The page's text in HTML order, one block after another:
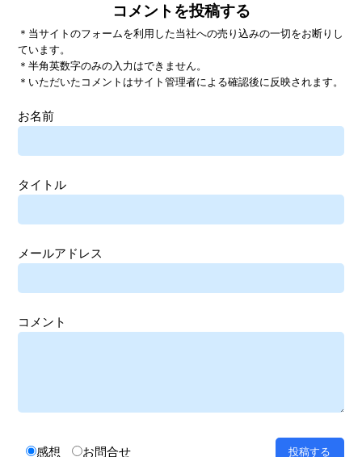
コメントを投稿する
＊当サイトのフォームを利用した当社への売り込みの一切をお断りし
ています。
＊半角英数字のみの入力はできません。
＊いただいたコメントはサイト管理者による確認後に反映されます。
お名前
タイトル
メールアドレス
コメント
感想 お問合せ